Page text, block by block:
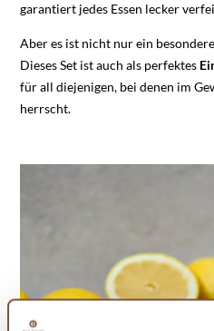
garantiert jedes Essen lecker
Aber es ist nicht nur ein
Dieses Set ist auch als perfektes
für all diejenigen, bei denen im
herrscht.